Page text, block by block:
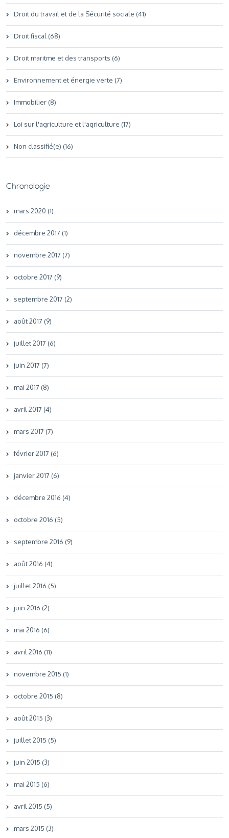
Droit du travail et de la Sécurité sociale (41)
Droit fiscal (68)
Droit maritme et des transports (6)
Environnement et énergie verte (7)
Immobilier (8)
Loi sur l'agriculture et l'agriculture (17)
Non classifié(e) (16)
Chronologie
mars 2020 (1)
décembre 2017 (1)
novembre 2017 (7)
octobre 2017 (9)
septembre 2017 (2)
août 2017 (9)
juillet 2017 (6)
juin 2017 (7)
mai 2017 (8)
avril 2017 (4)
mars 2017 (7)
février 2017 (6)
janvier 2017 (6)
décembre 2016 (4)
octobre 2016 (5)
septembre 2016 (9)
août 2016 (4)
juillet 2016 (5)
juin 2016 (2)
mai 2016 (6)
avril 2016 (11)
novembre 2015 (1)
octobre 2015 (8)
août 2015 (3)
juillet 2015 (5)
juin 2015 (3)
mai 2015 (6)
avril 2015 (5)
mars 2015 (3)